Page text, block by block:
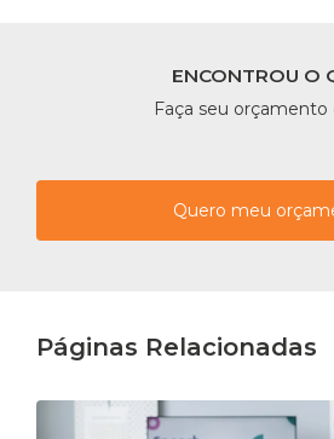
ENCONTROU O
Faça seu
Quero meu
Páginas Relacionadas